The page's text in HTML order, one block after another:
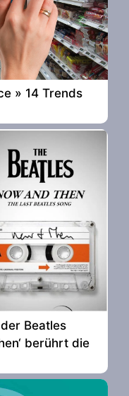
» 14 Trends
Beatles
berührt die